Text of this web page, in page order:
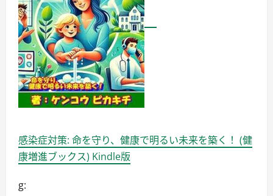
感染症対策: 命を守り、健康で明るい未来を築く！ (健
康増進ブックス) Kindle版
g: